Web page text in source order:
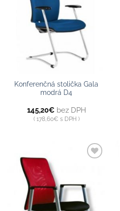
Konferenčná stolička Gala
modrá D4
145,20€bez DPH
178,60€ s DPH